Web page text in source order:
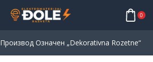
0
Производ Oзначен „dekorativna Rozetne“